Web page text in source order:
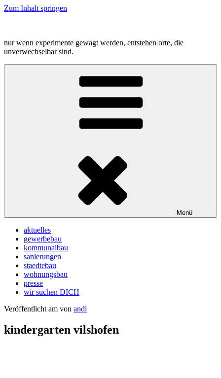
Zum Inhalt springen
nur wenn experimente gewagt werden, entstehen orte, die
unverwechselbar sind.
Menü
aktuelles
gewerbebau
kommunalbau
sanierungen
staedtebau
wohnungsbau
presse
wir suchen DICH
Veröffentlicht am von andi
kindergarten vilshofen